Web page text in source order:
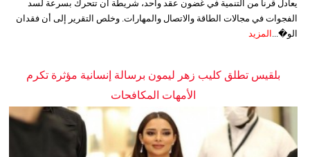
يعادل قرناً من التنمية في غضون عقد واحد، شريطة أن تتحرك بسرعة لسد
الفجوات في مجالات الطاقة والاتصال والمهارات. وخلص التقرير إلى أن فقدان
الو�... المزيد
بلقيس تطلق كليب زهر ليمون برسالة إنسانية مؤثرة تكرم
الأمهات المكافحات